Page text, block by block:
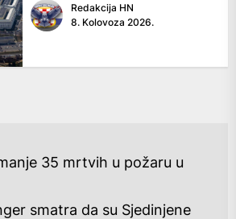
Redakcija HN
8. Kolovoza 2026.
35 mrtvih u požaru u
smatra da su Sjedinjene